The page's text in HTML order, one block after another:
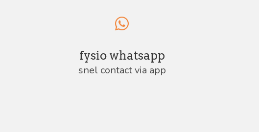
fysio whatsapp
snel contact via app